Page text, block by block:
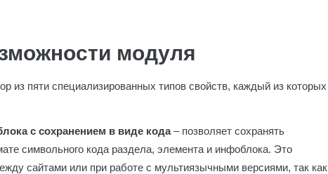
модуля
из пяти специализированных типов свойств, каждый из которых
с сохранением в виде кода– позволяет сохранять
символьного кода раздела, элемента и инфоблока. Это
сайтами или при работе с мультиязычными версиями, так как